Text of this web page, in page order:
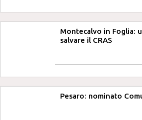
Montecalvo in Foglia:
salvare il CRAS
Pesaro: nominato